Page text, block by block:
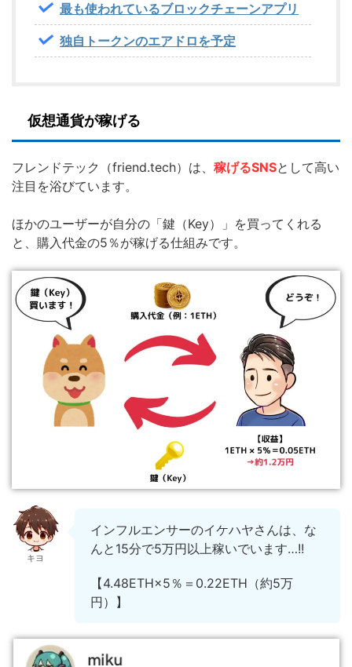
最も使われているブロックチェーンアプリ
独自トークンのエアドロを予定
仮想通貨が稼げる
フレンドテック（friend.tech）は、 稼げるSNSとして高い
注目を浴びています。
ほかのユーザーが自分の「鍵（Key）」を買ってくれる
と、購入代金の5％が稼げる仕組みです。
キヨ
インフルエンサーのイケハヤさんは、な
んと15分で5万円以上稼いでいます…!!
【4.48ETH×5％＝0.22ETH（約5万
円）】